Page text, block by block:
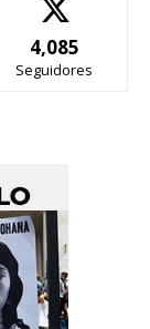
4,085
Seguidores